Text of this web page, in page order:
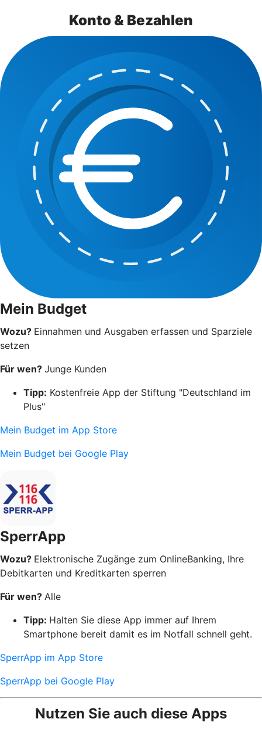
Konto & Bezahlen
Mein Budget
Wozu? Einnahmen und Ausgaben erfassen und Sparziele
setzen
Für wen? Junge Kunden
Tipp: Kostenfreie App der Stiftung "Deutschland im
Plus"
Mein Budget im App Store
Mein Budget bei Google Play
SperrApp
Wozu? Elektronische Zugänge zum OnlineBanking, Ihre
Debitkarten und Kreditkarten sperren
Für wen? Alle
Tipp: Halten Sie diese App immer auf Ihrem
Smartphone bereit damit es im Notfall schnell geht.
SperrApp im App Store
SperrApp bei Google Play
Nutzen Sie auch diese Apps